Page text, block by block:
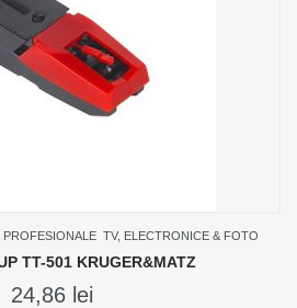
TV, ELECTRONICE & FOTO
TT-501 KRUGER&MATZ
24,86 lei